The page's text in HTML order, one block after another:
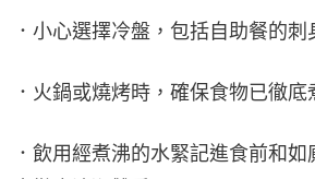
．小心選擇冷盤，包括自助餐的
．火鍋或燒烤時，確保食物已徹
．飲用經煮沸的水緊記進食前和